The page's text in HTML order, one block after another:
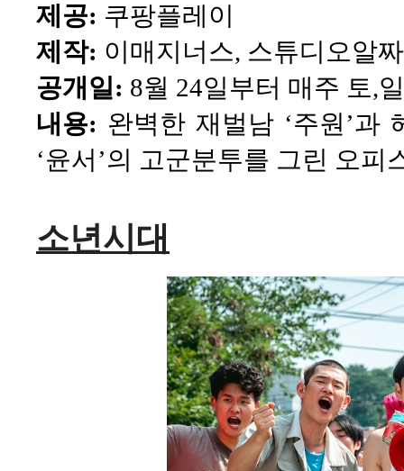
제공: 쿠팡플레이
제작: 이매지너스, 스튜디오알짜
공개일: 8월 24일부터 매주 토,
내용: 완벽한 재벌남 ‘주원’과
‘윤서’의 고군분투를 그린 오피
소년시대